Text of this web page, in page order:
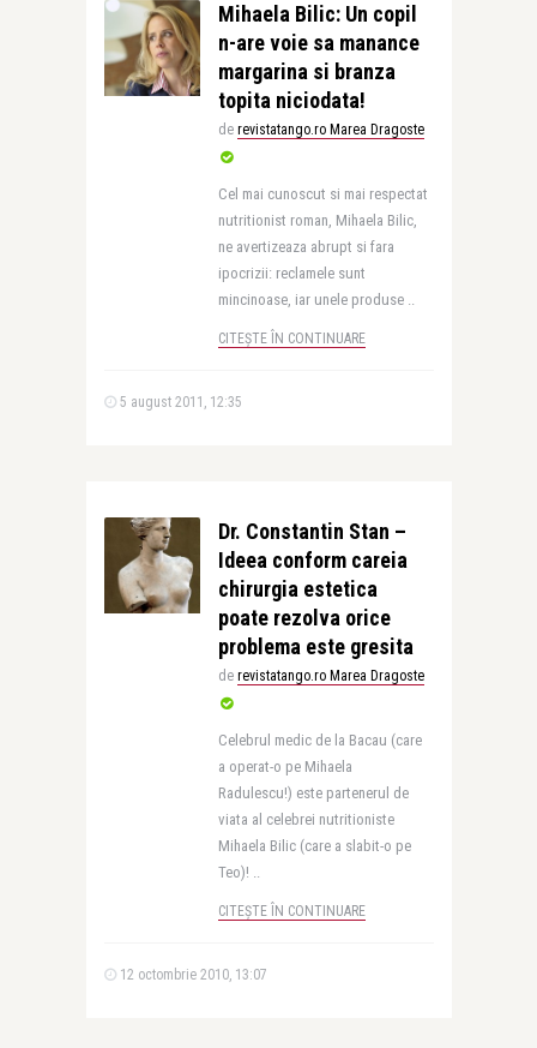
Mihaela Bilic: Un copil
n-are voie sa manance
margarina si branza
topita niciodata!
de revistatango.ro Marea Dragoste
Cel mai cunoscut si mai respectat
nutritionist roman, Mihaela Bilic,
ne avertizeaza abrupt si fara
ipocrizii: reclamele sunt
mincinoase, iar unele produse ..
CITEȘTE ÎN CONTINUARE
5 august 2011, 12:35
Dr. Constantin Stan –
Ideea conform careia
chirurgia estetica
poate rezolva orice
problema este gresita
de revistatango.ro Marea Dragoste
Celebrul medic de la Bacau (care
a operat-o pe Mihaela
Radulescu!) este partenerul de
viata al celebrei nutritioniste
Mihaela Bilic (care a slabit-o pe
Teo)! ..
CITEȘTE ÎN CONTINUARE
12 octombrie 2010, 13:07